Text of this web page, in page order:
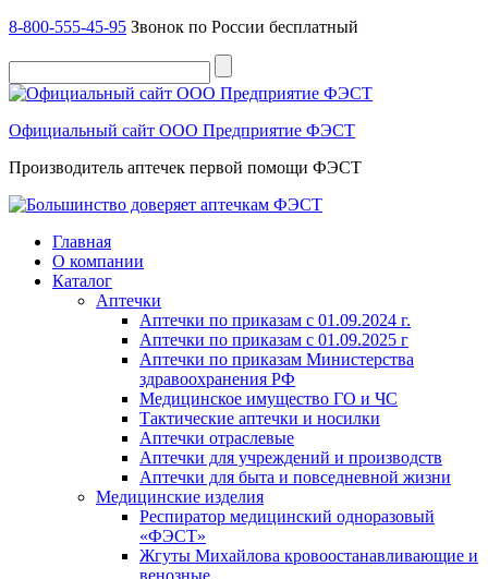
8-800-555-45-95 Звонок по России бесплатный
Официальный сайт ООО Предприятие ФЭСТ
Производитель аптечек первой помощи ФЭСТ
Главная
О компании
Каталог
Аптечки
Аптечки по приказам с 01.09.2024 г.
Аптечки по приказам с 01.09.2025 г
Аптечки по приказам Министерства
здравоохранения РФ
Медицинское имущество ГО и ЧС
Тактические аптечки и носилки
Аптечки отраслевые
Аптечки для учреждений и производств
Аптечки для быта и повседневной жизни
Медицинские изделия
Респиратор медицинский одноразовый
«ФЭСТ»
Жгуты Михайлова кровоостанавливающие и
венозные